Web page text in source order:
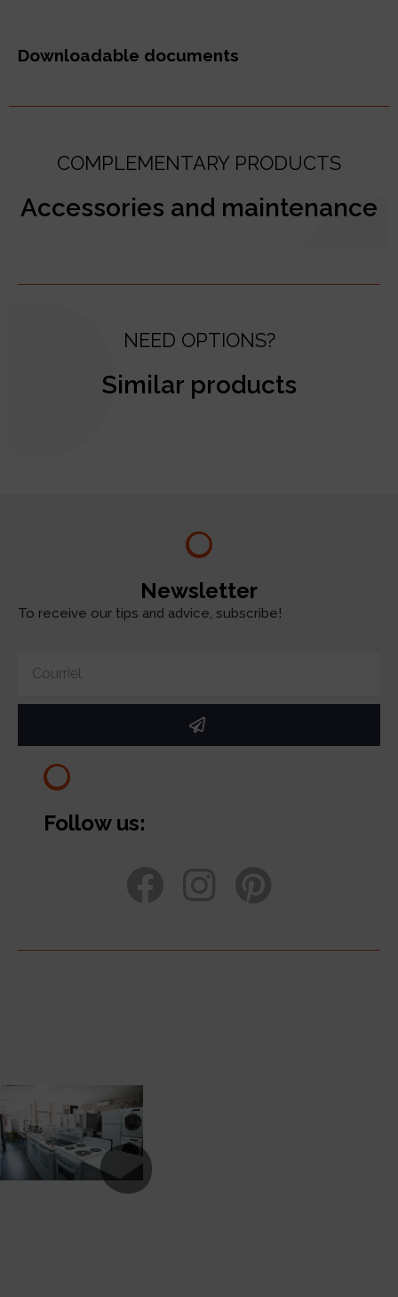
Downloadable documents
COMPLEMENTARY PRODUCTS
Accessories and maintenance
NEED OPTIONS?
Similar products
Newsletter
To receive our tips and advice, subscribe!
Follow us: